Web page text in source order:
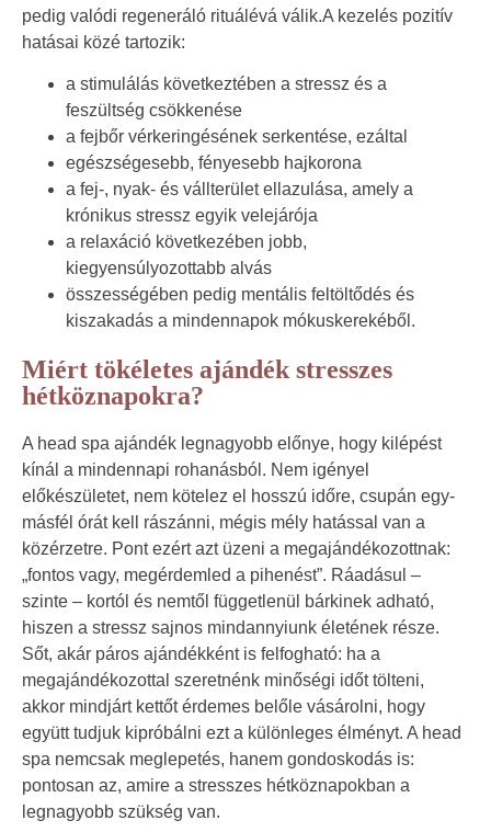
pedig valódi regeneráló rituálévá válik.A kezelés pozitív
hatásai közé tartozik:
a stimulálás következtében a stressz és a
feszültség csökkenése
a fejbőr vérkeringésének serkentése, ezáltal
egészségesebb, fényesebb hajkorona
a fej-, nyak- és vállterület ellazulása, amely a
krónikus stressz egyik velejárója
a relaxáció következében jobb,
kiegyensúlyozottabb alvás
összességében pedig mentális feltöltődés és
kiszakadás a mindennapok mókuskerekéből.
Miért tökéletes ajándék stresszes
hétköznapokra?
A head spa ajándék legnagyobb előnye, hogy kilépést
kínál a mindennapi rohanásból. Nem igényel
előkészületet, nem kötelez el hosszú időre, csupán egy-
másfél órát kell rászánni, mégis mély hatással van a
közérzetre. Pont ezért azt üzeni a megajándékozottnak:
„fontos vagy, megérdemled a pihenést”. Ráadásul –
szinte – kortól és nemtől függetlenül bárkinek adható,
hiszen a stressz sajnos mindannyiunk életének része.
Sőt, akár páros ajándékként is felfogható: ha a
megajándékozottal szeretnénk minőségi időt tölteni,
akkor mindjárt kettőt érdemes belőle vásárolni, hogy
együtt tudjuk kipróbálni ezt a különleges élményt. A head
spa nemcsak meglepetés, hanem gondoskodás is:
pontosan az, amire a stresszes hétköznapokban a
legnagyobb szükség van.